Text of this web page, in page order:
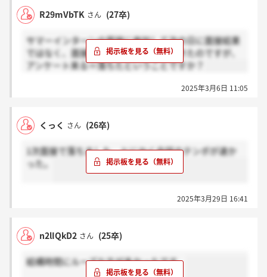
R29mVbTK さん (27卒)
サマーインターンの面接に参加して次の日に面接結果
ではなく、面接のアンケートが送られきたのですが、
アンケート来る＝落ちたということですか？
2025年3月6日 11:05
くっく さん (26卒)
1次面接で落ちました。とにかく会話のテンポが速か
った。
2025年3月29日 16:41
n2lIQkD2 さん (25卒)
結構時間にルーズな方が多かったです。